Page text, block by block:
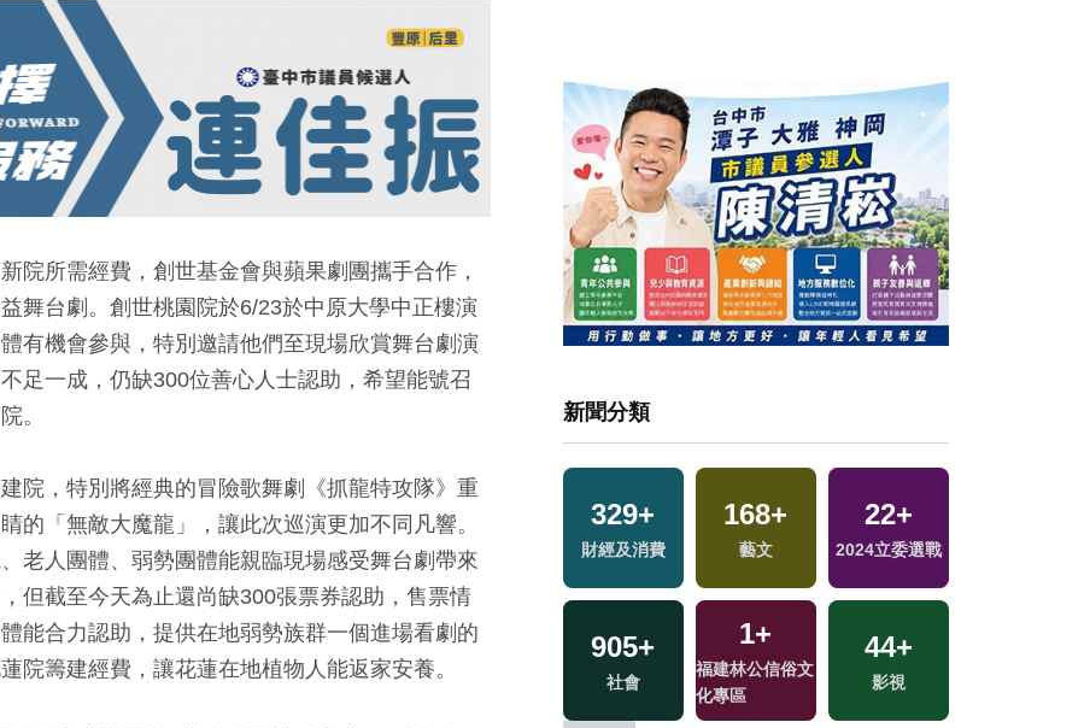
院所需經費，創世基金會與蘋果劇團攜手合作，
舞台劇。創世桃園院於6/23於中原大學中正樓演
有機會參與，特別邀請他們至現場欣賞舞台劇演
足一成，仍缺300位善心人士認助，希望能號召
。
院，特別將經典的冒險歌舞劇《抓龍特攻隊》重
的「無敵大魔龍」，讓此次巡演更加不同凡響。
老人團體、弱勢團體能親臨現場感受舞台劇帶來
但截至今天為止還尚缺300張票券認助，售票情
能合力認助，提供在地弱勢族群一個進場看劇的
院籌建經費，讓花蓮在地植物人能返家安養。
新聞分類
+ 1078+
生活
8+
海峽論壇專區
455+
綜合
6+
綜藝
329+
財經及消費
168+
藝文
22+
2024立委選戰
905+
社會
1+
福建林公信俗文
化專區
44+
影視